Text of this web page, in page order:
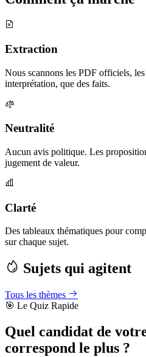
Extraction
Nous scannons les PDF officiels,
interprétation, que des faits.
Neutralité
Aucun avis politique. Les
jugement de valeur.
Clarté
Des tableaux thématiques pour
sur chaque sujet.
Sujets qui agitent
Tous les thèmes
🎯 Le Quiz Rapide
Quel candidat de
correspond le plus ?